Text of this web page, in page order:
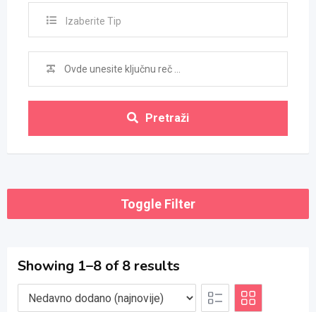
Izaberite Tip
Pretraži
Toggle Filter
Showing 1–8 of 8 results